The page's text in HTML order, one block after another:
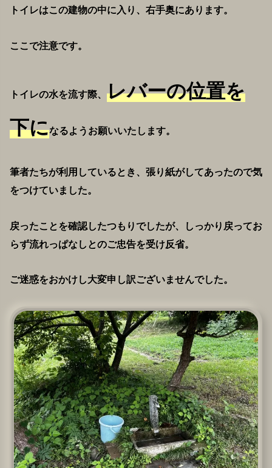
トイレはこの建物の中に入り、右手奥にあります。
ここで注意です。
トイレの水を流す際、 レバーの位置を
下になるようお願いいたします。
筆者たちが利用しているとき、張り紙がしてあったので気
をつけていました。
戻ったことを確認したつもりでしたが、しっかり戻ってお
らず流れっぱなしとのご忠告を受け反省。
ご迷惑をおかけし大変申し訳ございませんでした。